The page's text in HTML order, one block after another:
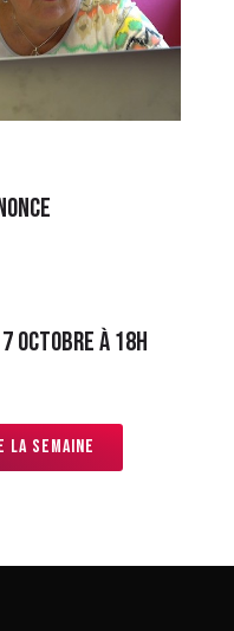
octobre à 18h
semaine